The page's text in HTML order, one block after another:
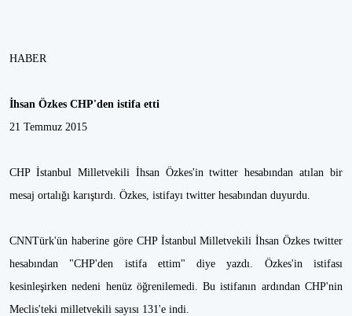
HABER
İhsan Özkes CHP'den istifa etti
21 Temmuz 2015
CHP İstanbul Milletvekili İhsan Özkes'in twitter hesabından atılan bir
mesaj ortalığı karıştırdı. Özkes, istifayı twitter hesabından duyurdu.
CNNTürk'ün haberine göre CHP İstanbul Milletvekili İhsan Özkes twitter
hesabından "CHP'den istifa ettim" diye yazdı. Özkes'in istifası
kesinleşirken nedeni henüz öğrenilemedi. Bu istifanın ardından CHP'nin
Meclis'teki milletvekili sayısı 131'e indi.